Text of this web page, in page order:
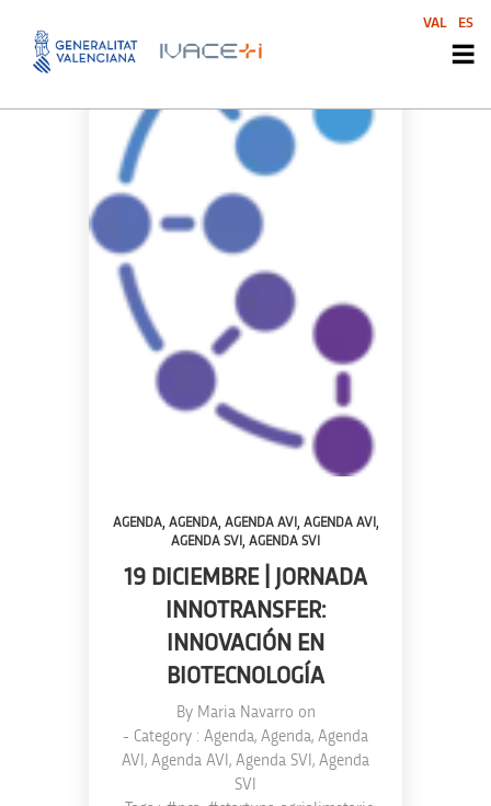
AGENDA, AGENDA, AGENDA AVI, AGENDA AVI,
AGENDA SVI AGENDA SVI
19 DICIEMBRE | JORNADA
INNOTRANSFER:
INNOVACIÓN EN
BIOTECNOLOGÍA
By Maria Navarro on
- Category : Agenda, Agenda, Agenda
AVI , Agenda AVI , Agenda SVI , Agenda
SVI
VAL ES